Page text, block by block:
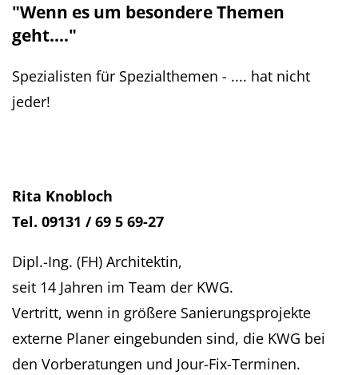
"Wenn es um besondere Themen
geht...."
Spezialisten für Spezialthemen - .... hat nicht
jeder!
Rita Knobloch
Tel. 09131 / 69 5 69-27
Dipl.-Ing. (FH) Architektin,
seit 14 Jahren im Team der KWG.
Vertritt, wenn in größere Sanierungsprojekte
externe Planer eingebunden sind, die KWG bei
den Vorberatungen und Jour-Fix-Terminen.